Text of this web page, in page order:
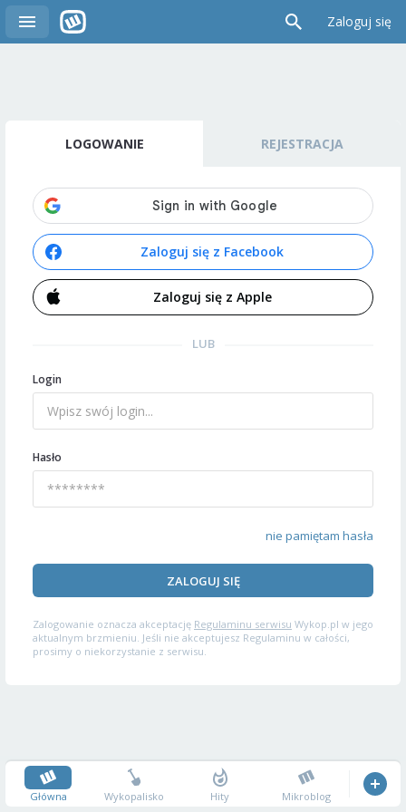
Zaloguj się
LOGOWANIE REJESTRACJA
Zaloguj się z Facebook
Zaloguj się z Apple
LUB
Login
Hasło
nie pamiętam hasła
ZALOGUJ SIĘ
Zalogowanie oznacza akceptację Regulaminu serwisu Wykop.pl w jego
aktualnym brzmieniu. Jeśli nie akceptujesz Regulaminu w całości,
prosimy o niekorzystanie z serwisu.
Główna Wykopalisko Hity Mikroblog